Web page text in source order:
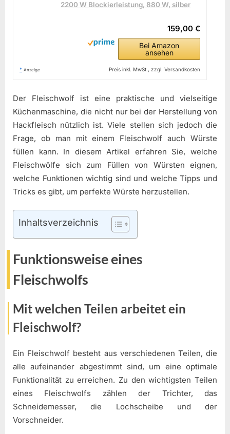
2200 W Blockierleistung, 880 W, silber
159,00 €
Bei Amazon
ansehen
* Anzeige Preis inkl. MwSt., zzgl. Versandkosten
Der Fleischwolf ist eine praktische und vielseitige
Küchenmaschine, die nicht nur bei der Herstellung von
Hackfleisch nützlich ist. Viele stellen sich jedoch die
Frage, ob man mit einem Fleischwolf auch Würste
füllen kann. In diesem Artikel erfahren Sie, welche
Fleischwölfe sich zum Füllen von Würsten eignen,
welche Funktionen wichtig sind und welche Tipps und
Tricks es gibt, um perfekte Würste herzustellen.
Inhaltsverzeichnis
Funktionsweise eines
Fleischwolfs
Mit welchen Teilen arbeitet ein
Fleischwolf?
Ein Fleischwolf besteht aus verschiedenen Teilen, die
alle aufeinander abgestimmt sind, um eine optimale
Funktionalität zu erreichen. Zu den wichtigsten Teilen
eines Fleischwolfs zählen der Trichter, das
Schneidemesser, die Lochscheibe und der
Vorschneider.